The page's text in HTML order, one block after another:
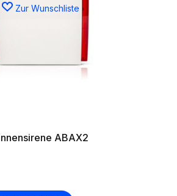
Zur Wunschliste
ABAX2